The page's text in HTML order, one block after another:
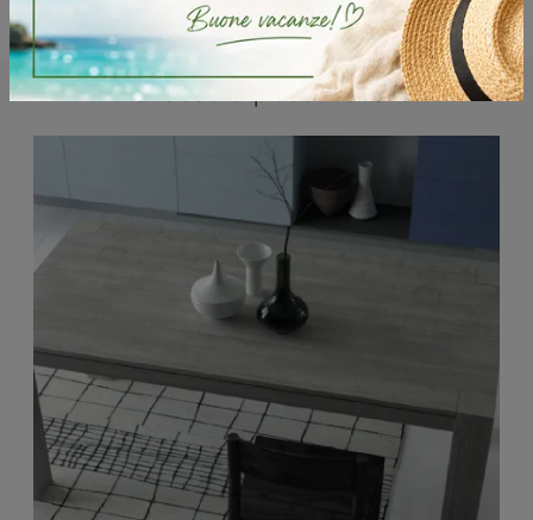
Potrebbero piacerti anche